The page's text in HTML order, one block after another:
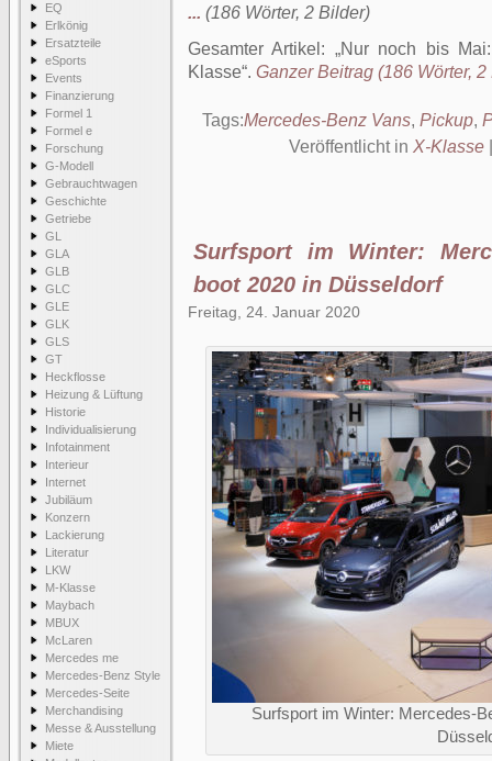
EQ
Erlkönig
Ersatzteile
eSports
Events
Finanzierung
Formel 1
Formel e
Forschung
G-Modell
Gebrauchtwagen
Geschichte
Getriebe
GL
GLA
GLB
GLC
GLE
GLK
GLS
GT
Heckflosse
Heizung & Lüftung
Historie
Individualisierung
Infotainment
Interieur
Internet
Jubiläum
Konzern
Lackierung
Literatur
LKW
M-Klasse
Maybach
MBUX
McLaren
Mercedes me
Mercedes-Benz Style
Mercedes-Seite
Merchandising
Messe & Ausstellung
Miete
... (186 Wörter, 2 Bilder)
Gesamter Artikel:
Nur noch bis
Klasse . Ganzer Beitrag (186 Wörter, 2
Tags:Mercedes-Benz Vans, Pickup,
Veröffentlicht in X-Klasse
Surfsport im Winter:
boot 2020 in Düsseldorf
Freitag, 24. Januar 2020
Surfsport im Winter: Mercedes-